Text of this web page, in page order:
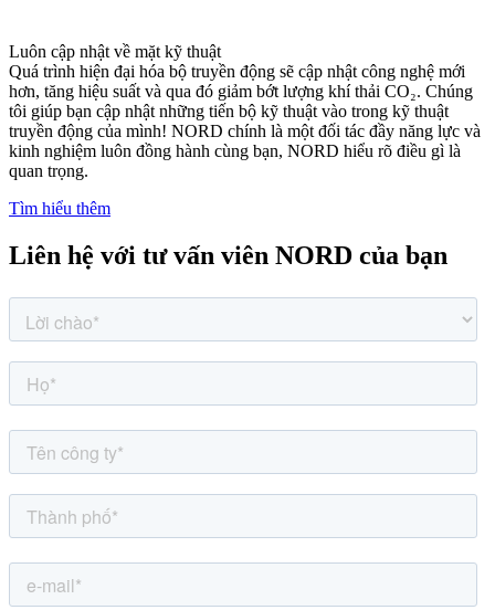
Luôn cập nhật về mặt kỹ thuật
Quá trình hiện đại hóa bộ truyền động sẽ cập nhật công nghệ mới
hơn, tăng hiệu suất và qua đó giảm bớt lượng khí thải CO₂. Chúng
tôi giúp bạn cập nhật những tiến bộ kỹ thuật vào trong kỹ thuật
truyền động của mình! NORD chính là một đối tác đầy năng lực và
kinh nghiệm luôn đồng hành cùng bạn, NORD hiểu rõ điều gì là
quan trọng.
Tìm hiểu thêm
Liên hệ với tư vấn viên NORD của bạn